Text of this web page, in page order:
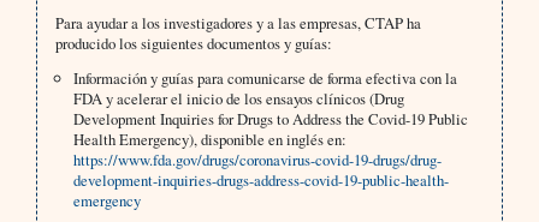
Para ayudar a los investigadores y a las empresas, CTAP ha
producido los siguientes documentos y guías:
Información y guías para comunicarse de forma efectiva con la
FDA y acelerar el inicio de los ensayos clínicos (Drug
Development Inquiries for Drugs to Address the Covid-19 Public
Health Emergency), disponible en inglés en:
https://www.fda.gov/drugs/coronavirus-covid-19-drugs/drug-
development-inquiries-drugs-address-covid-19-public-health-
emergency